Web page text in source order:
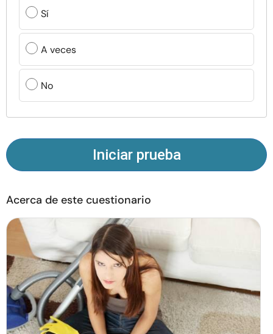
Recursos
Comunidad
Encuentra un terapeuta
Sí
A veces
No
Iniciar prueba
Acerca de este cuestionario